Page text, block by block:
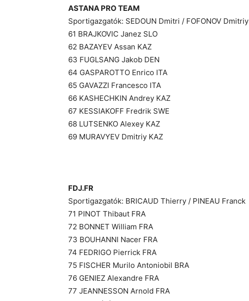
ASTANA PRO TEAM
Sportigazgatók: SEDOUN Dmitri / FOFONOV Dmitriy
61 BRAJKOVIC Janez SLO
62 BAZAYEV Assan KAZ
63 FUGLSANG Jakob DEN
64 GASPAROTTO Enrico ITA
65 GAVAZZI Francesco ITA
66 KASHECHKIN Andrey KAZ
67 KESSIAKOFF Fredrik SWE
68 LUTSENKO Alexey KAZ
69 MURAVYEV Dmitriy KAZ
FDJ.FR
Sportigazgatók: BRICAUD Thierry / PINEAU Franck
71 PINOT Thibaut FRA
72 BONNET William FRA
73 BOUHANNI Nacer FRA
74 FEDRIGO Pierrick FRA
75 FISCHER Murilo Antoniobil BRA
76 GENIEZ Alexandre FRA
77 JEANNESSON Arnold FRA